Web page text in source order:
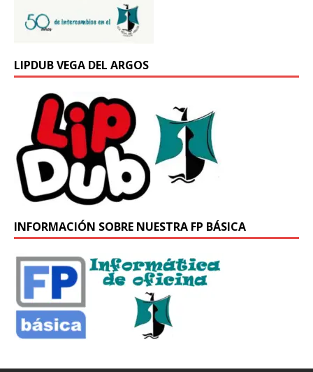
LIPDUB VEGA DEL ARGOS
INFORMACIÓN SOBRE NUESTRA FP BÁSICA